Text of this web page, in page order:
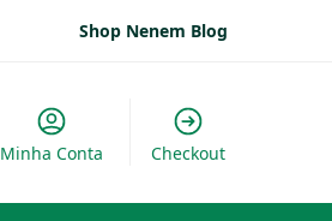
Shop Nenem Blog
Minha Conta Checkout